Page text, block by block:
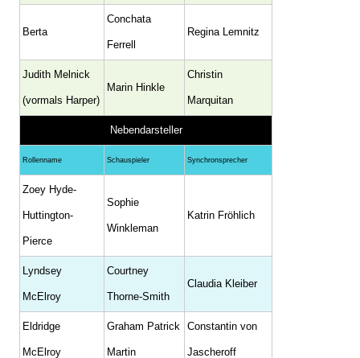
Berta
Conchata
Ferrell
Regina Lemnitz
Judith Melnick
(vormals Harper)
Marin Hinkle
Christin
Marquitan
Nebendarsteller
Rollenname Schauspieler Synchronsprecher
Zoey Hyde-
Huttington-
Pierce
Sophie
Winkleman
Katrin Fröhlich
Lyndsey
McElroy
Courtney
Thorne-Smith
Claudia Kleiber
Eldridge
McElroy
Graham Patrick
Martin
Constantin von
Jascheroff